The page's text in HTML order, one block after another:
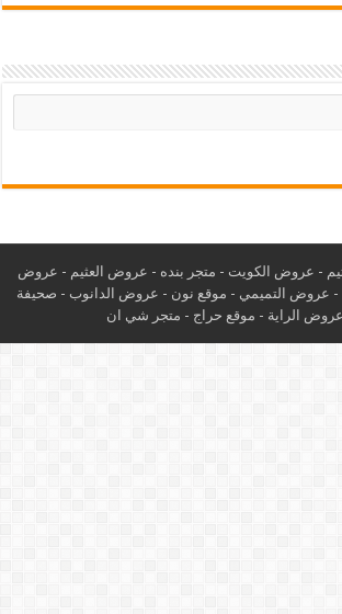
- عروض الكويت - متجر بنده - عروض العثيم - عروض
- عروض التميمي - موقع نون - عروض الدانوب - صحيفة
عروض الراية - موقع حراج - متجر شي ان